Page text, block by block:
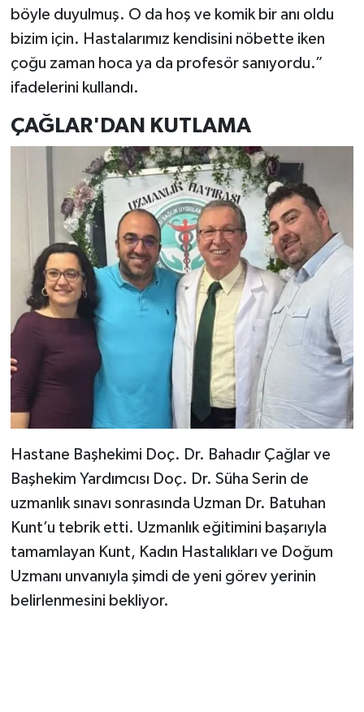
böyle duyulmuş. O da hoş ve komik bir anı oldu
bizim için. Hastalarımız kendisini nöbette iken
çoğu zaman hoca ya da profesör sanıyordu.”
ifadelerini kullandı.
ÇAĞLAR'DAN KUTLAMA
Hastane Başhekimi Doç. Dr. Bahadır Çağlar ve
Başhekim Yardımcısı Doç. Dr. Süha Serin de
uzmanlık sınavı sonrasında Uzman Dr. Batuhan
Kunt’u tebrik etti. Uzmanlık eğitimini başarıyla
tamamlayan Kunt, Kadın Hastalıkları ve Doğum
Uzmanı unvanıyla şimdi de yeni görev yerinin
belirlenmesini bekliyor.